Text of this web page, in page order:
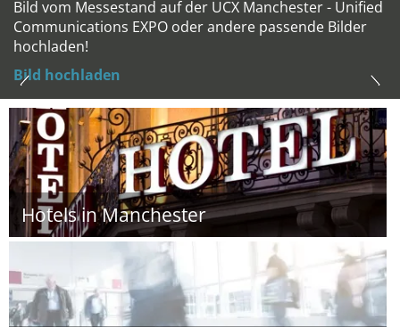
Bild vom Messestand auf der UCX Manchester - Unified
Communications EXPO oder andere passende Bilder
hochladen!
Bild hochladen
Hotels in Manchester